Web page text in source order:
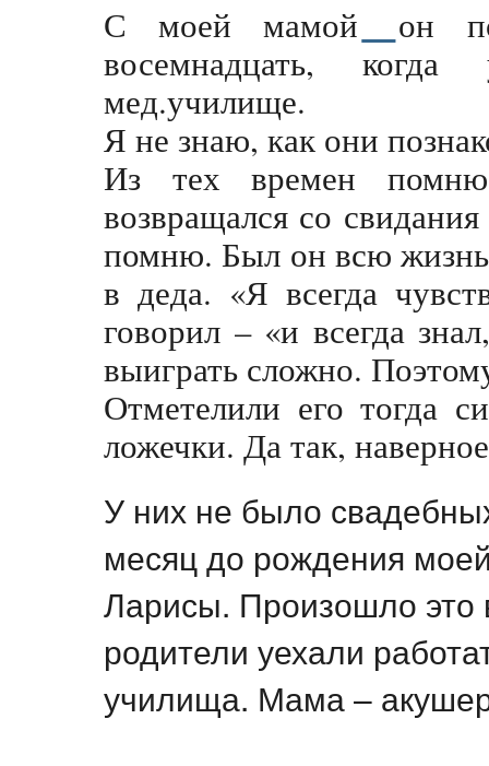
С моей мамой
он
восемнадцать,
мед.училище.
Я не знаю, как они
Из тех времен
возвращался со
помню. Был он всю жизнь
в деда. «Я всегда
говорил – «и всегда
выиграть сложно.
Отметелили его тогда
ложечки. Да так,
У них не было
месяц до рождения
Ларисы. Произошло это
родители уехали
училища. Мама –